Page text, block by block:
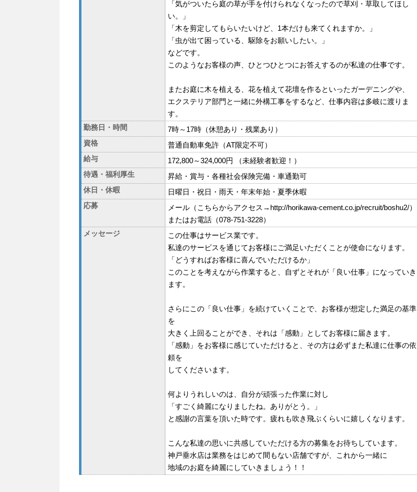
「気がついたら庭の草が手を付けられなくなったので草刈・草取してほし
い。」
「木を剪定してもらいたいけど、1本だけも来てくれますか。」
「虫が出て困っている、駆除をお願いしたい。」
などです。
このようなお客様の声、ひとつひとつにお答えするのが私達の仕事です。
またお庭に木を植える、花を植えて花壇を作るといったガーデニングや、
エクステリア部門と一緒に外構工事をするなど、仕事内容は多岐に渡りま
す。
勤務日・時間
7時～17時（休憩あり・残業あり）
資格
普通自動車免許（AT限定不可）
給与
172,800～324,000円 （未経験者歓迎！）
待遇・福利厚生
昇給・賞与・各種社会保険完備・車通勤可
休日・休暇
日曜日・祝日・雨天・年末年始・夏季休暇
応募
メール（こちらからアクセス→http://horikawa-cement.co.jp/recruit/boshu2/）
またはお電話（078-751-3228）
メッセージ
この仕事はサービス業です。
私達のサービスを通じてお客様にご満足いただくことが使命になります。
「どうすればお客様に喜んでいただけるか」
このことを考えながら作業すると、自ずとそれが「良い仕事」になっていき
ます。
さらにこの「良い仕事」を続けていくことで、お客様が想定した満足の基準
を
大きく上回ることができ、それは「感動」としてお客様に届きます。
「感動」をお客様に感じていただけると、その方は必ずまた私達に仕事の依
頼を
してくださいます。
何よりうれしいのは、自分が頑張った作業に対し
「すごく綺麗になりましたね。ありがとう。」
と感謝の言葉を頂いた時です。疲れも吹き飛ぶくらいに嬉しくなります。
こんな私達の思いに共感していただける方の募集をお待ちしています。
神戸垂水店は業務をはじめて間もない店舗ですが、これから一緒に
地域のお庭を綺麗にしていきましょう！！